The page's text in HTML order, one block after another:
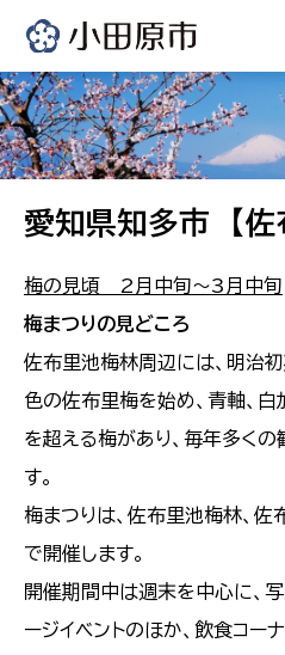
愛知県知多市 【佐
梅の見頃 2月中旬～3月中旬
梅まつりの見どころ
佐布里池梅林周辺には、明治
色の佐布里梅を始め、青軸、
を超える梅があり、毎年多く
す。
梅まつりは、佐布里池梅林、
で開催します。
開催期間中は週末を中心に、
ージイベントのほか、飲食コー